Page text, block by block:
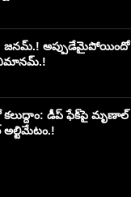
జనమ్.! అప్పుడేమైపోయిందో
కలుద్దాం: డీప్ ఫేక్‌పై మృణాల్
అల్టిమేటం.!